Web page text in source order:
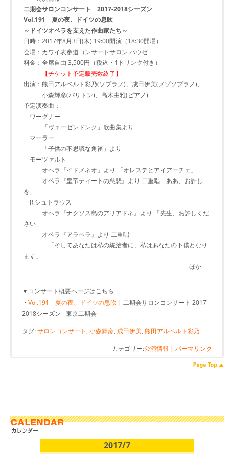
二期会サロンコンサート 2017-2018シーズン
Vol.191 夏の夜、ドイツの息吹
～ドイツオペラを支えた作曲家たち～
日時：2017年8月3日(木) 19:00開演（18:30開場）
会場：カワイ表参道コンサートサロン パウゼ
料金：全席自由 3,500円（税込・1ドリンク付き）
【チケット予定販売数終了】
出演：熊田アルベルト彩乃(ソプラノ)、成田伊美(メゾソプラノ)、
小森輝彦(バリトン)、髙木由雅(ピアノ)
予定演奏曲：
ワーグナー
「ヴェーゼンドンク」歌曲集より
マーラー
「子供の不思議な角笛」より
モーツァルト
オペラ『イドメネオ』より 「オレステとアイアーチェ」
オペラ『皇帝ティートの慈悲』より 二重唱「ああ、お許し
を」
R.シュトラウス
オペラ『ナクソス島のアリアドネ』より 「先生、お許しくだ
さい」
オペラ『アラベラ』より 二重唱
「そしてあなたは私の統治者に、私はあなたの下僕となり
ます」
ほか
▼コンサート概要ページはこちら
・ Vol.191 夏の夜、ドイツの息吹 | 二期会サロンコンサート 2017-
2018シーズン - 東京二期会
タグ:サロンコンサート , 小森輝彦, 成田伊美, 熊田アルベルト彩乃
カテゴリー:公演情報 | パーマリンク
2017/7